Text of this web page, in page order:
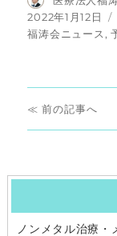
稿
者
投
稿
2022年1月12日
カ
福涛会ニュース,
投
稿
ナ
前
前
投
ノンメタル治療